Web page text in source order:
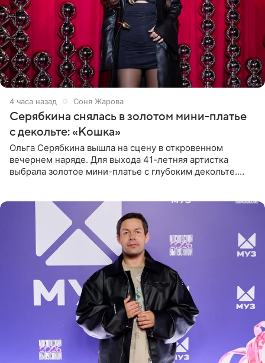
4 часа назад Соня Жарова
Серябкина снялась в золотом мини-платье
с декольте: «Кошка»
Ольга Серябкина вышла на сцену в откровенном
вечернем наряде. Для выхода 41-летняя артистка
выбрала золотое мини-платье с глубоким декольте.